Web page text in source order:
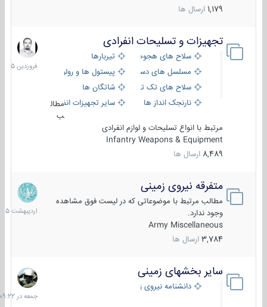
1,179 ارسال ها
تجهیزات و تسلیحات انفرادی
سلاح های هجومی
تیربارها
مسلسل های دستی
پیستول ها و رولورها
سلاح های تک تیر اندازیشاتگان ها
نارنجک انداز ها
سایر تجهیزات انفرادی
مطال
ب
مرتبط با انواع تسلیحات و لوازم انفرادی
Infantry Weapons & Equipment
8,489 ارسال ها
17
1405
متفرقه نیروی زمینی
مطالب مرتبط با موضوعاتی که در لیست فوق مشاهده
وجود ندارد.
Army Miscellaneous
3,784 ارسال ها
27
1405
سایر بخشهای زمینی
دانشنامه نیروی زمینی
جمعه
در
09:22